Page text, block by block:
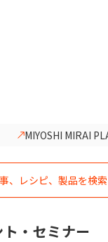
MIYOSHI MIRAI
・セミナー
おすすめの